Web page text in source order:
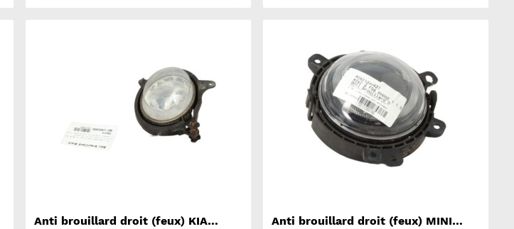
Anti brouillard droit (feux) KIA
Anti brouillard droit (feux) MINI